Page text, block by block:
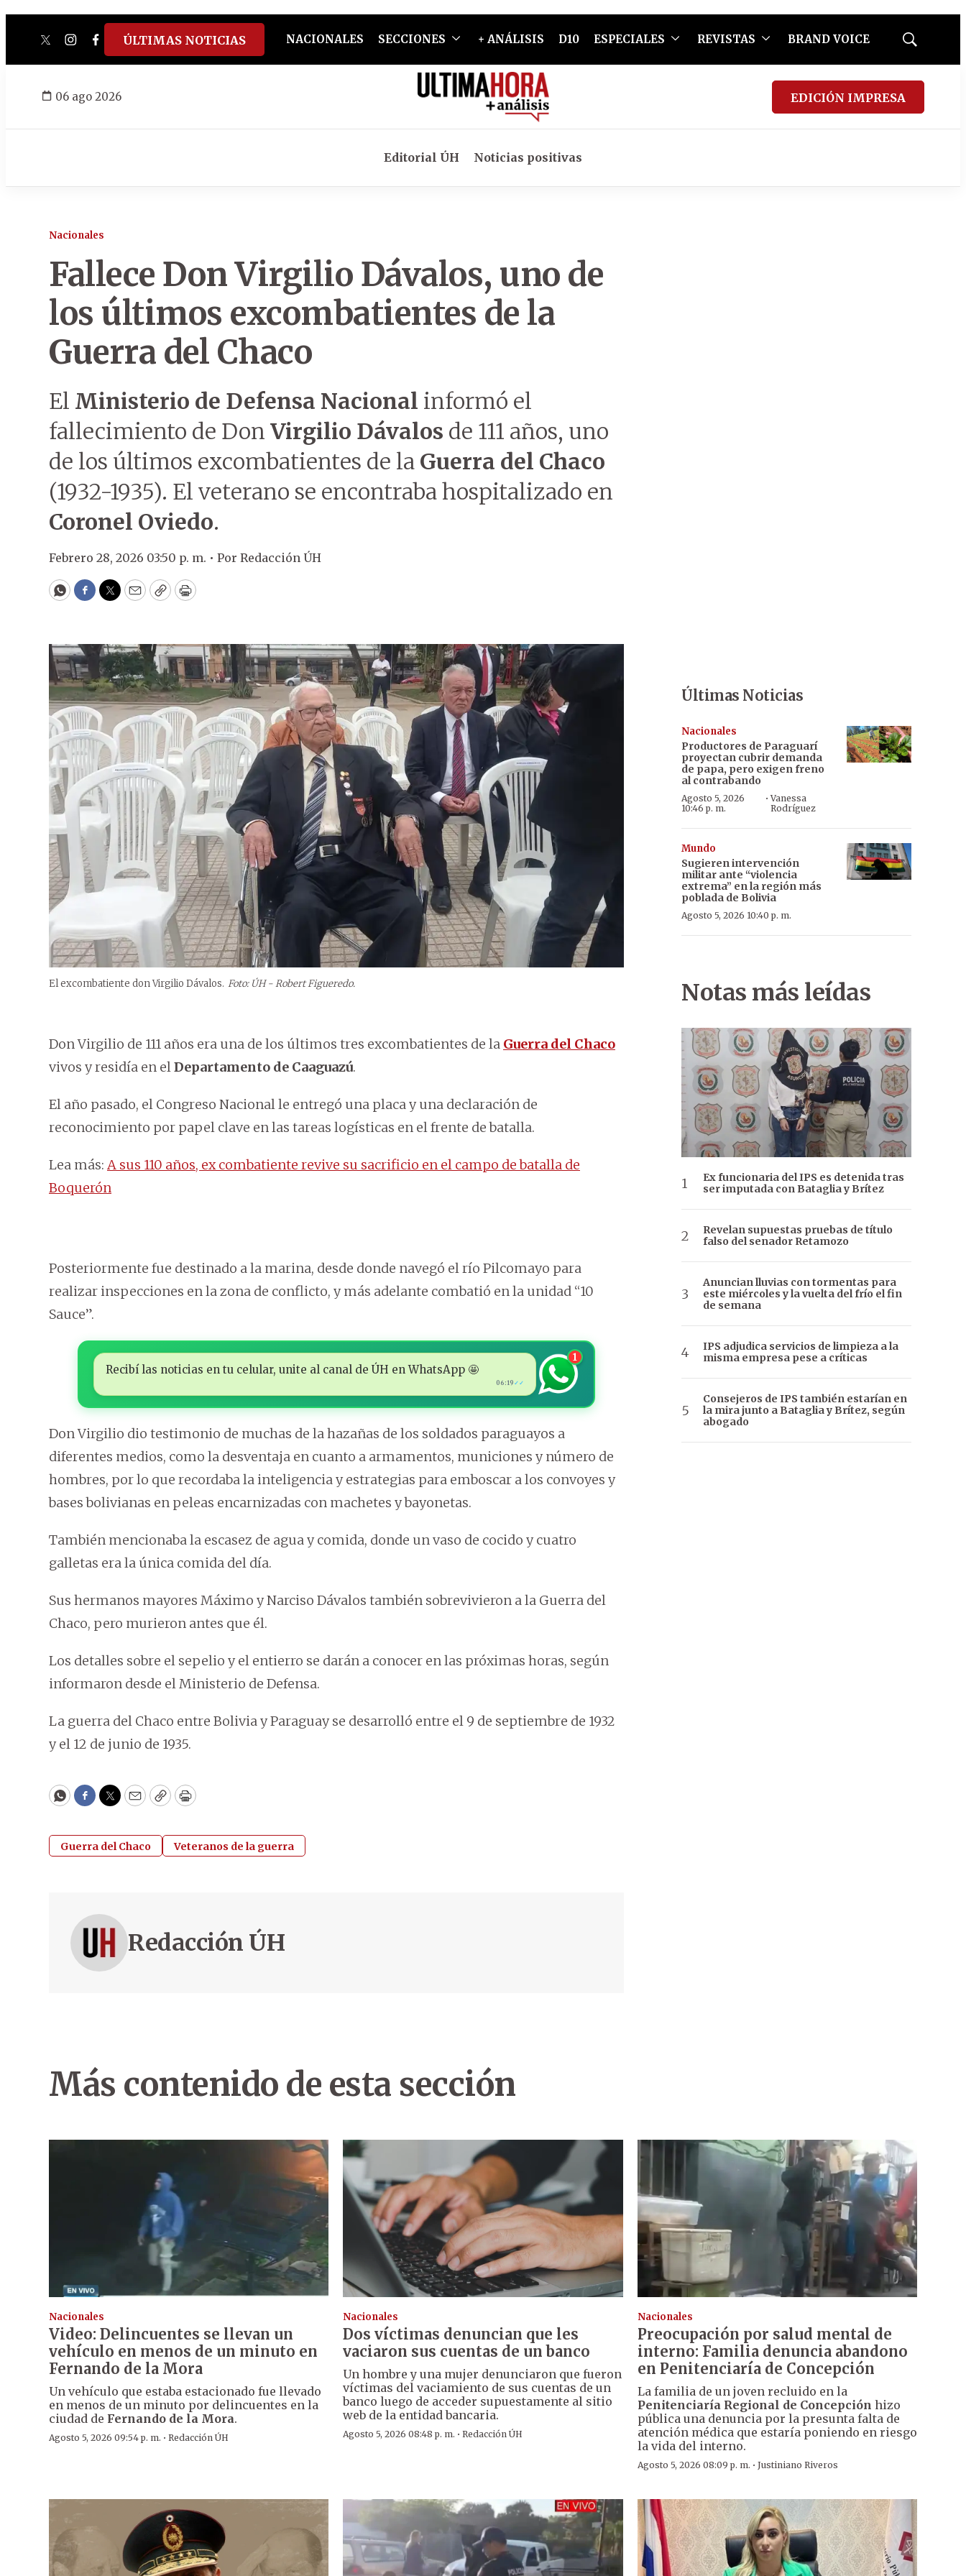
twitterinstagram
facebook
tiktokyoutube
spotify
ÚLTIMAS NOTICIAS NACIONALES SECCIONES + ANÁLISIS D10 ESPECIALES REVISTAS BRAND VOICE
Mostrar
06 ago 2026 EDICIÓN IMPRESA
Editorial ÚH Noticias positivas
Nacionales
Fallece Don Virgilio Dávalos, uno de
los últimos excombatientes de la
Guerra del Chaco
El Ministerio de Defensa Nacional informó el
fallecimiento de Don Virgilio Dávalos de 111 años, uno
de los últimos excombatientes de la Guerra del Chaco
(1932-1935). El veterano se encontraba hospitalizado en
Coronel Oviedo.
Febrero 28, 2026 03:50 p. m. • Por Redacción ÚH
WhatsApp
Facebook
Twitter
EmailCopyPrint
El excombatiente don Virgilio Dávalos. Foto: ÚH - Robert Figueredo.
Don Virgilio de 111 años era una de los últimos tres excombatientes de la Guerra del Chaco
vivos y residía en elDepartamento de Caaguazú.
El año pasado, el Congreso Nacional le entregó una placa y una declaración de
reconocimiento por papel clave en las tareas logísticas en el frente de batalla.
Lea más: A sus 110 años, ex combatiente revive su sacrificio en el campo de batalla de
Boquerón
Posteriormente fue destinado a la marina, desde donde navegó el río Pilcomayo para
realizar inspecciones en la zona de conflicto, y más adelante combatió en la unidad “10
Sauce”.
Recibí las noticias en tu celular, unite al canal de ÚH en WhatsApp 🤩
06:19 ✓✓
1
Don Virgilio dio testimonio de muchas de la hazañas de los soldados paraguayos a
diferentes medios, como la desventaja en cuanto a armamentos, municiones y número de
hombres, por lo que recordaba la inteligencia y estrategias para emboscar a los convoyes y
bases bolivianas en peleas encarnizadas con machetes y bayonetas.
También mencionaba la escasez de agua y comida, donde un vaso de cocido y cuatro
galletas era la única comida del día.
Sus hermanos mayores Máximo y Narciso Dávalos también sobrevivieron a la Guerra del
Chaco, pero murieron antes que él.
Los detalles sobre el sepelio y el entierro se darán a conocer en las próximas horas, según
informaron desde el Ministerio de Defensa.
La guerra del Chaco entre Bolivia y Paraguay se desarrolló entre el 9 de septiembre de 1932
y el 12 de junio de 1935.
WhatsApp
Facebook
Twitter
EmailCopyPrint
Guerra del Chaco Veteranos de la guerra
Redacción ÚH
Últimas Noticias
Nacionales
Productores de Paraguarí
proyectan cubrir demanda
de papa, pero exigen freno
al contrabando
Agosto 5, 2026
10:46 p. m.
·Vanessa
Rodríguez
Mundo
Sugieren intervención
militar ante “violencia
extrema” en la región más
poblada de Bolivia
Agosto 5, 2026 10:40 p. m.
Notas más leídas
Ex funcionaria del IPS es detenida tras
ser imputada con Bataglia y Brítez
Revelan supuestas pruebas de título
falso del senador Retamozo
Anuncian lluvias con tormentas para
este miércoles y la vuelta del frío el fin
de semana
IPS adjudica servicios de limpieza a la
misma empresa pese a críticas
Consejeros de IPS también estarían en
la mira junto a Bataglia y Brítez, según
abogado
Más contenido de esta sección
Nacionales
Video: Delincuentes se llevan un
vehículo en menos de un minuto en
Fernando de la Mora
Un vehículo que estaba estacionado fue llevado
en menos de un minuto por delincuentes en la
ciudad de Fernando de la Mora.
Agosto 5, 2026 09:54 p. m. · Redacción ÚH
Nacionales
Dos víctimas denuncian que les
vaciaron sus cuentas de un banco
Un hombre y una mujer denunciaron que fueron
víctimas del vaciamiento de sus cuentas de un
banco luego de acceder supuestamente al sitio
web de la entidad bancaria.
Agosto 5, 2026 08:48 p. m. ·Redacción ÚH
Nacionales
Preocupación por salud mental de
interno: Familia denuncia abandono
en Penitenciaría de Concepción
La familia de un joven recluido en la
Penitenciaría Regional de Concepción hizo
pública una denuncia por la presunta falta de
atención médica que estaría poniendo en riesgo
la vida del interno.
Agosto 5, 2026 08:09 p. m. · Justiniano Riveros